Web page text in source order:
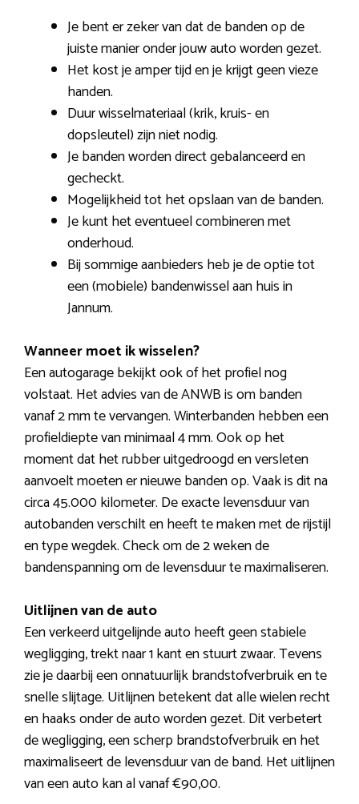
Je bent er zeker van dat de banden op de
juiste manier onder jouw auto worden gezet.
Het kost je amper tijd en je krijgt geen vieze
handen.
Duur wisselmateriaal (krik, kruis- en
dopsleutel) zijn niet nodig.
Je banden worden direct gebalanceerd en
gecheckt.
Mogelijkheid tot het opslaan van de banden.
Je kunt het eventueel combineren met
onderhoud.
Bij sommige aanbieders heb je de optie tot
een (mobiele) bandenwissel aan huis in
Jannum.
Wanneer moet ik wisselen?
Een autogarage bekijkt ook of het profiel nog
volstaat. Het advies van de ANWB is om banden
vanaf 2 mm te vervangen. Winterbanden hebben een
profieldiepte van minimaal 4 mm. Ook op het
moment dat het rubber uitgedroogd en versleten
aanvoelt moeten er nieuwe banden op. Vaak is dit na
circa 45.000 kilometer. De exacte levensduur van
autobanden verschilt en heeft te maken met de rijstijl
en type wegdek. Check om de 2 weken de
bandenspanning om de levensduur te maximaliseren.
Uitlijnen van de auto
Een verkeerd uitgelijnde auto heeft geen stabiele
wegligging, trekt naar 1 kant en stuurt zwaar. Tevens
zie je daarbij een onnatuurlijk brandstofverbruik en te
snelle slijtage. Uitlijnen betekent dat alle wielen recht
en haaks onder de auto worden gezet. Dit verbetert
de wegligging, een scherp brandstofverbruik en het
maximaliseert de levensduur van de band. Het uitlijnen
van een auto kan al vanaf €90,00.